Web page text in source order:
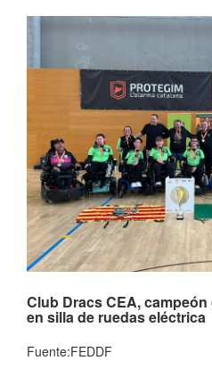
Club Dracs CEA,
en silla de ruedas eléctrica
Fuente:FEDDF